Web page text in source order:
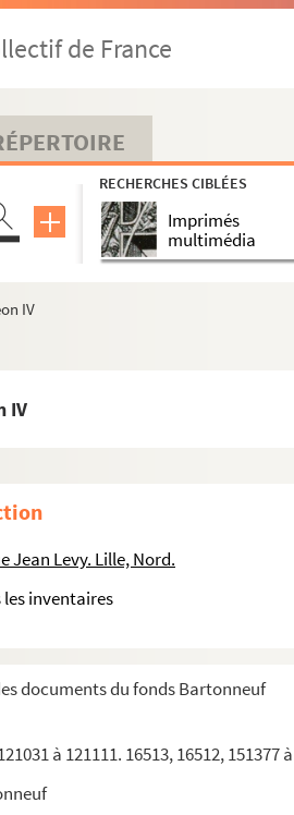
de France
RECHERCHES CIBLÉES
Imprimés
multimédia
IV
IV
Jean Levy. Lille, Nord.
les inventaires
documents du fonds Bartonneuf
à 121111. 16513, 16512,
[sic]
que la Patrie ets chére [sic]
phrygien…
psychologique
l'tour
l'état de siège